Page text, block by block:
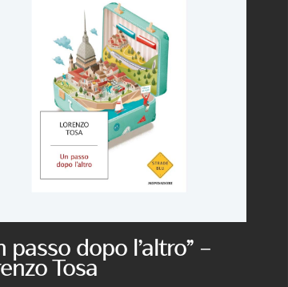
passo dopo l’altro” –
Tosa